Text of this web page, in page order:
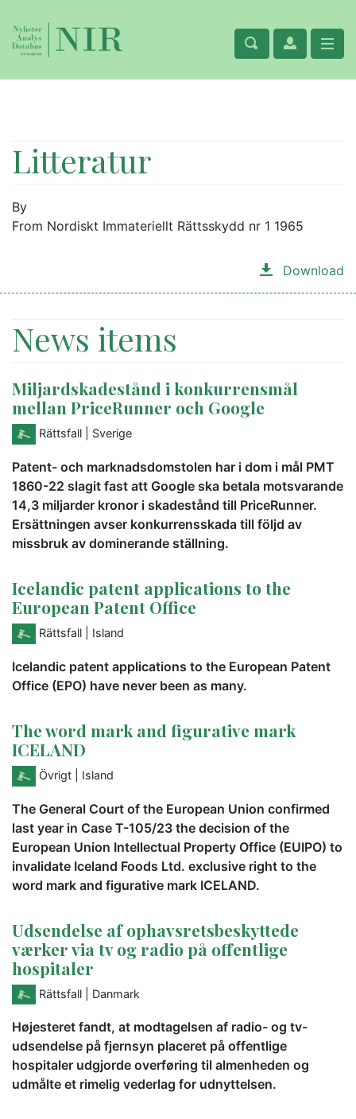
Litteratur
By
From Nordiskt Immateriellt Rättsskydd nr 1 1965
Download
News items
Miljardskadestånd i konkurrensmål
mellan PriceRunner och Google
Rättsfall | Sverige
Patent- och marknadsdomstolen har i dom i mål PMT
1860-22 slagit fast att Google ska betala motsvarande
14,3 miljarder kronor i skadestånd till PriceRunner.
Ersättningen avser konkurrensskada till följd av
missbruk av dominerande ställning.
Icelandic patent applications to the
European Patent Office
Rättsfall | Island
Icelandic patent applications to the European Patent
Office (EPO) have never been as many.
The word mark and figurative mark
ICELAND
Övrigt | Island
The General Court of the European Union confirmed
last year in Case T-105/23 the decision of the
European Union Intellectual Property Office (EUIPO) to
invalidate Iceland Foods Ltd. exclusive right to the
word mark and figurative mark ICELAND.
Udsendelse af ophavsretsbeskyttede
værker via tv og radio på offentlige
hospitaler
Rättsfall | Danmark
Højesteret fandt, at modtagelsen af radio- og tv-
udsendelse på fjernsyn placeret på offentlige
hospitaler udgjorde overføring til almenheden og
udmålte et rimelig vederlag for udnyttelsen.